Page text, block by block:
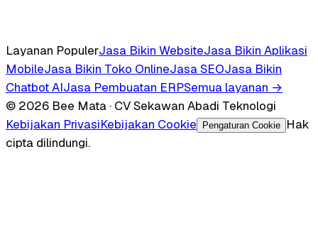
Layanan PopulerJasa Bikin WebsiteJasa Bikin Aplikasi
MobileJasa Bikin Toko OnlineJasa SEOJasa Bikin
Chatbot AIJasa Pembuatan ERPSemua layanan →
© 2026 Bee Mata · CV Sekawan Abadi Teknologi
Kebijakan PrivasiKebijakan Cookie Pengaturan Cookie
Hak
cipta dilindungi.